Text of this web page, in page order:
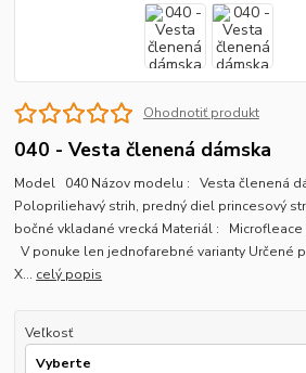
Ohodnotiť produkt
040 - Vesta členená dámska
Model 040 Názov modelu : Vesta členená
Polopriliehavý strih, predný diel princesový
bočné vkladané vrecká Materiál : Microfleace
V ponuke len jednofarebné varianty Určené
X... celý popis
Veľkosť